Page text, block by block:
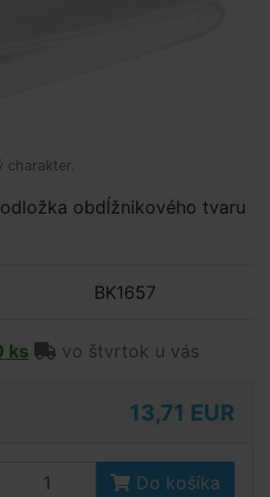
charakter.
obdĺžnikového tvaru
BK1657
ks vo štvrtok u vás
13,71 EUR
Do košíka